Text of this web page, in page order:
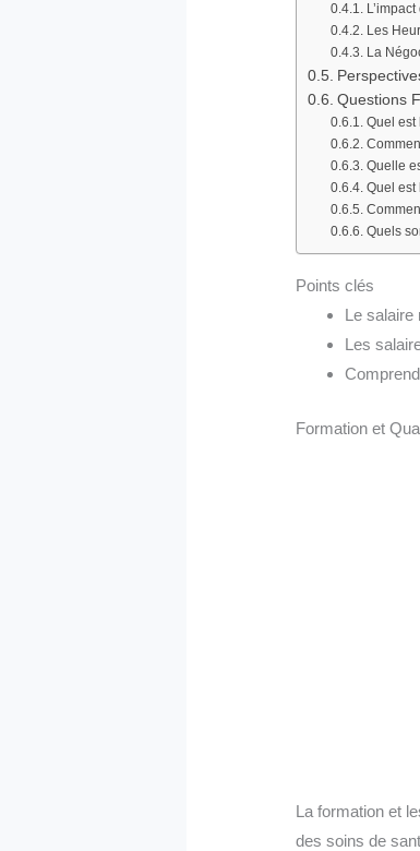
Les
La
Questions
Quel est
Quelle
Quel est
Quels
Points clés
Le salaire
Les
Formation et
La formation et
des soins de